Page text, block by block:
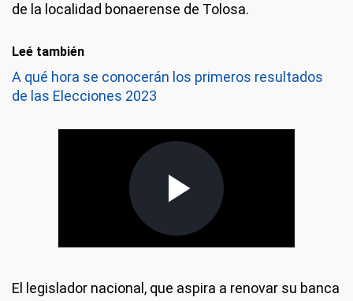
de la localidad bonaerense de Tolosa.
Leé también
A qué hora se conocerán los primeros resultados
de las Elecciones 2023
El legislador nacional, que aspira a renovar su banca